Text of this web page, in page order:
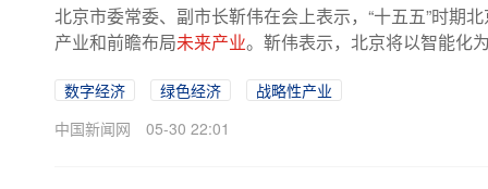
北京市委常委、副市长靳伟在会上表示，“十五五”时期
产业和前瞻布局未来产业。靳伟表示，北京将以智能化
数字经济 绿色经济
战略性产业
中国新闻网
05-30 22:01